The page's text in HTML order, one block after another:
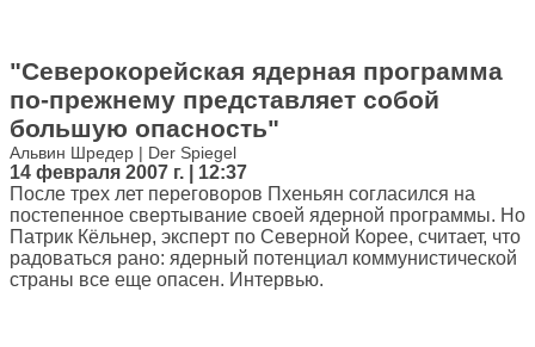
"Северокорейская ядерная программа
по-прежнему представляет собой
большую опасность"
Альвин Шредер | Der Spiegel
14 февраля 2007 г. | 12:37
После трех лет переговоров Пхеньян согласился на
постепенное свертывание своей ядерной программы. Но
Патрик Кёльнер, эксперт по Северной Корее, считает, что
радоваться рано: ядерный потенциал коммунистической
страны все еще опасен. Интервью.